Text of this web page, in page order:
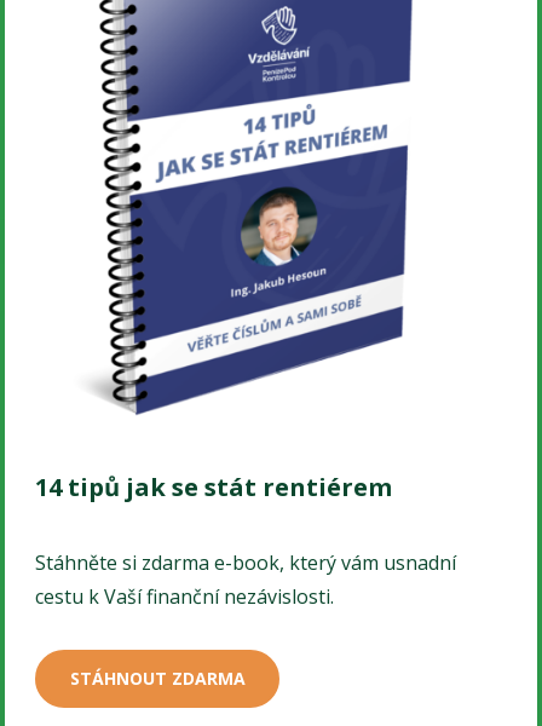
14 tipů jak se stát rentiérem
Stáhněte si zdarma e-book, který vám usnadní
cestu k Vaší finanční nezávislosti.
STÁHNOUT ZDARMA